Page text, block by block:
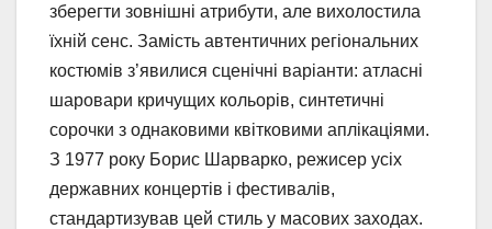
зберегти зовнішні атрибути, але вихолостила
їхній сенс. Замість автентичних регіональних
костюмів з’явилися сценічні варіанти: атласні
шаровари кричущих кольорів, синтетичні
сорочки з однаковими квітковими аплікаціями.
З 1977 року Борис Шарварко, режисер усіх
державних концертів і фестивалів,
стандартизував цей стиль у масових заходах.